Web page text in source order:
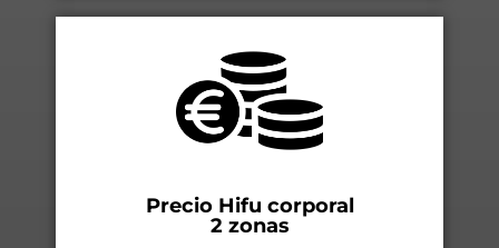
Precio Hifu corporal
2 zonas